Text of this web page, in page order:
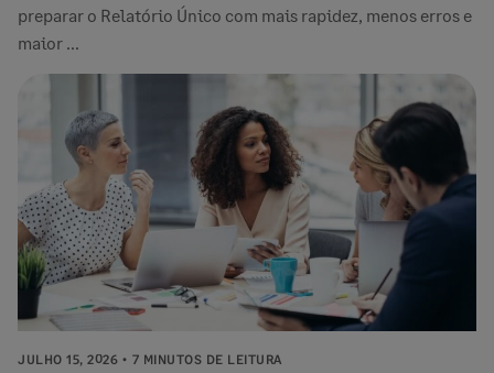
preparar o Relatório Único com mais rapidez, menos erros e
maior ...
JULHO 15, 2026 7 MINUTOS DE LEITURA